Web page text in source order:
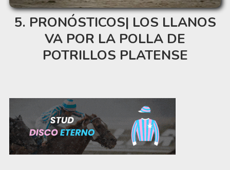
PRONÓSTICOS| LOS LLANOS
VA POR LA POLLA DE
POTRILLOS PLATENSE